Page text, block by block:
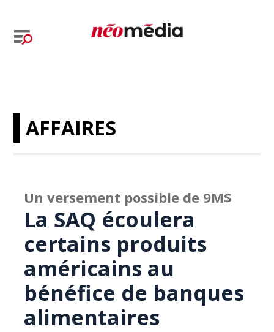
AFFAIRES
Un versement possible de 9M$
La SAQ écoulera
certains produits
américains au
bénéfice de banques
alimentaires